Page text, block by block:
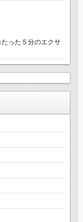
った５分のエクサ